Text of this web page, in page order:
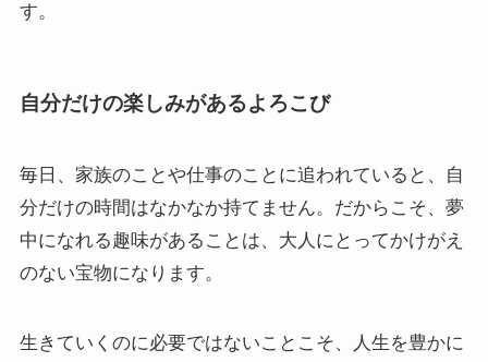
す。
自分だけの楽しみがあるよろこび
毎日、家族のことや仕事のことに追われていると、自
分だけの時間はなかなか持てません。だからこそ、夢
中になれる趣味があることは、大人にとってかけがえ
のない宝物になります。
生きていくのに必要ではないことこそ、人生を豊かに